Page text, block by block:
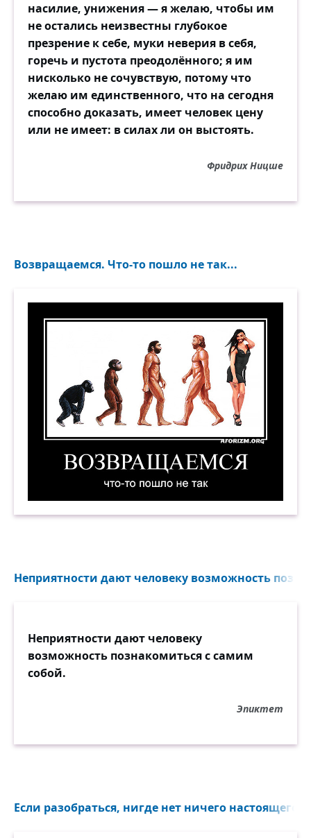
насилие, унижения — я желаю, чтобы им
не остались неизвестны глубокое
презрение к себе, муки неверия в себя,
горечь и пустота преодолённого; я им
нисколько не сочувствую, потому что
желаю им единственного, что на сегодня
способно доказать, имеет человек цену
или не имеет: в силах ли он выстоять.
Фридрих Ницше
Возвращаемся. Что-то пошло не так...
Неприятности дают человеку возможность
Неприятности дают человеку
возможность познакомиться с самим
собой.
Эпиктет
Если разобраться, нигде нет ничего настоящего.